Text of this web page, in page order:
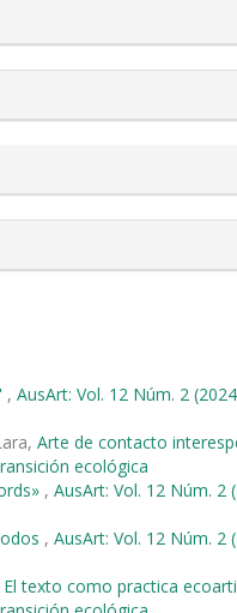
, AusArt: Vol. 12 Núm. 2
Arte de contacto
ecológica
, AusArt: Vol. 12 Núm. 2
, AusArt: Vol. 12 Núm. 2
El texto como practica